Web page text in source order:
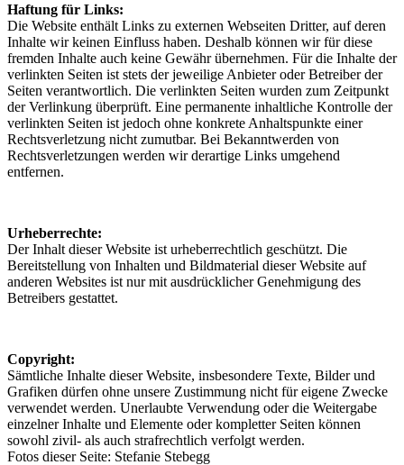
Haftung für Links:
Die Website enthält Links zu externen Webseiten Dritter, auf deren
Inhalte wir keinen Einfluss haben. Deshalb können wir für diese
fremden Inhalte auch keine Gewähr übernehmen. Für die Inhalte der
verlinkten Seiten ist stets der jeweilige Anbieter oder Betreiber der
Seiten verantwortlich. Die verlinkten Seiten wurden zum Zeitpunkt
der Verlinkung überprüft. Eine permanente inhaltliche Kontrolle der
verlinkten Seiten ist jedoch ohne konkrete Anhaltspunkte einer
Rechtsverletzung nicht zumutbar. Bei Bekanntwerden von
Rechtsverletzungen werden wir derartige Links umgehend
entfernen.
Urheberrechte:
Der Inhalt dieser Website ist urheberrechtlich geschützt. Die
Bereitstellung von Inhalten und Bildmaterial dieser Website auf
anderen Websites ist nur mit ausdrücklicher Genehmigung des
Betreibers gestattet.
Copyright:
Sämtliche Inhalte dieser Website, insbesondere Texte, Bilder und
Grafiken dürfen ohne unsere Zustimmung nicht für eigene Zwecke
verwendet werden. Unerlaubte Verwendung oder die Weitergabe
einzelner Inhalte und Elemente oder kompletter Seiten können
sowohl zivil- als auch strafrechtlich verfolgt werden.
Fotos dieser Seite: Stefanie Stebegg